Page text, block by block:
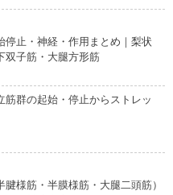
停止・神経・作用まとめ｜梨状
双子筋・大腿方形筋
筋群の起始・停止からストレッ
様筋・半膜様筋・大腿二頭筋）